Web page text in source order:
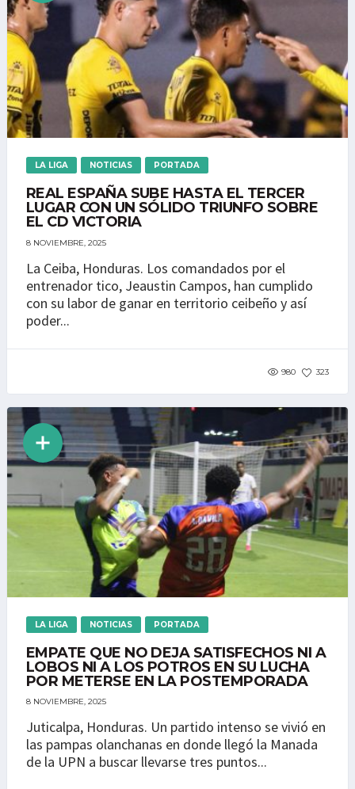
LA LIGA NOTICIAS PORTADA
REAL ESPAÑA SUBE HASTA EL TERCER
LUGAR CON UN SÓLIDO TRIUNFO SOBRE
EL CD VICTORIA
8 NOVIEMBRE, 2025
La Ceiba, Honduras. Los comandados por el
entrenador tico, Jeaustin Campos, han cumplido
con su labor de ganar en territorio ceibeño y así
poder...
980 323
LA LIGA NOTICIAS PORTADA
EMPATE QUE NO DEJA SATISFECHOS NI A
LOBOS NI A LOS POTROS EN SU LUCHA
POR METERSE EN LA POSTEMPORADA
8 NOVIEMBRE, 2025
Juticalpa, Honduras. Un partido intenso se vivió en
las pampas olanchanas en donde llegó la Manada
de la UPN a buscar llevarse tres puntos...